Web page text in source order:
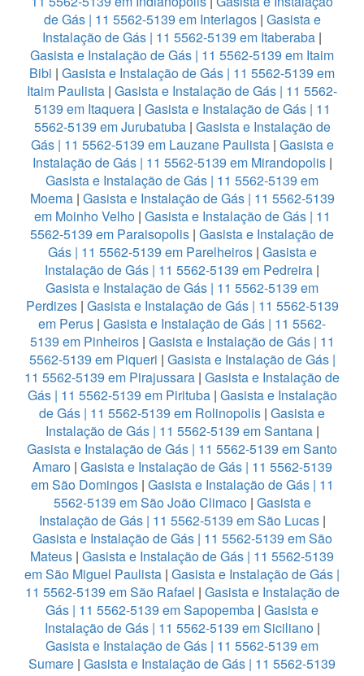
de Gás | 11 5562-5139 em Interlagos| Gasista e
Instalação de Gás | 11 5562-5139 em Itaberaba |
Gasista e Instalação de Gás | 11 5562-5139 em Itaim
Bibi | Gasista e Instalação de Gás | 11 5562-5139 em
Itaim Paulista | Gasista e Instalação de Gás | 11 5562-
5139 em Itaquera| Gasista e Instalação de Gás | 11
5562-5139 em Jurubatuba| Gasista e Instalação de
Gás | 11 5562-5139 em Lauzane Paulista | Gasista e
Instalação de Gás | 11 5562-5139 em Mirandopolis|
Gasista e Instalação de Gás | 11 5562-5139 em
Moema| Gasista e Instalação de Gás | 11 5562-5139
em Moinho Velho | Gasista e Instalação de Gás | 11
5562-5139 em Paraisopolis | Gasista e Instalação de
Gás | 11 5562-5139 em Parelheiros| Gasista e
Instalação de Gás | 11 5562-5139 em Pedreira |
Gasista e Instalação de Gás | 11 5562-5139 em
Perdizes| Gasista e Instalação de Gás | 11 5562-5139
em Perus | Gasista e Instalação de Gás | 11 5562-
5139 em Pinheiros| Gasista e Instalação de Gás | 11
5562-5139 em Piqueri | Gasista e Instalação de Gás |
11 5562-5139 em Pirajussara | Gasista e Instalação de
Gás | 11 5562-5139 em Pirituba| Gasista e Instalação
de Gás | 11 5562-5139 em Rolinopolis | Gasista e
Instalação de Gás | 11 5562-5139 em Santana|
Gasista e Instalação de Gás | 11 5562-5139 em Santo
Amaro| Gasista e Instalação de Gás | 11 5562-5139
em São Domingos| Gasista e Instalação de Gás | 11
5562-5139 em São João Climaco| Gasista e
Instalação de Gás | 11 5562-5139 em São Lucas|
Gasista e Instalação de Gás | 11 5562-5139 em São
Mateus | Gasista e Instalação de Gás | 11 5562-5139
em São Miguel Paulista | Gasista e Instalação de Gás |
11 5562-5139 em São Rafael | Gasista e Instalação de
Gás | 11 5562-5139 em Sapopemba | Gasista e
Instalação de Gás | 11 5562-5139 em Siciliano|
Gasista e Instalação de Gás | 11 5562-5139 em
Sumare | Gasista e Instalação de Gás | 11 5562-5139